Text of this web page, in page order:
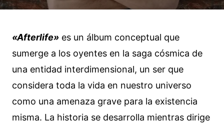
«Afterlife» es un álbum conceptual que
sumerge a los oyentes en la saga cósmica de
una entidad interdimensional, un ser que
considera toda la vida en nuestro universo
como una amenaza grave para la existencia
misma. La historia se desarrolla mientras dirige